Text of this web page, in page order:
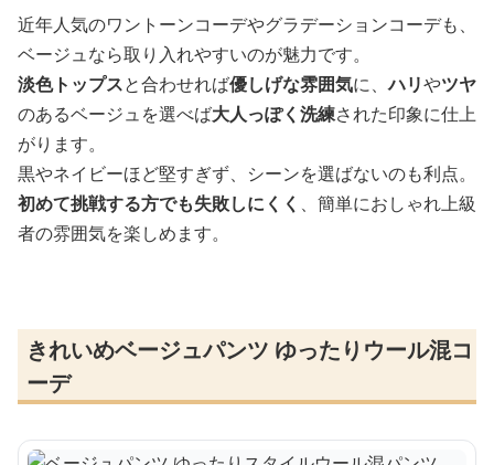
近年人気のワントーンコーデやグラデーションコーデも、
ベージュなら取り入れやすいのが魅力です。
淡色トップスと合わせれば優しげな雰囲気に、ハリやツヤ
のあるベージュを選べば大人っぽく洗練された印象に仕上
がります。
黒やネイビーほど堅すぎず、シーンを選ばないのも利点。
初めて挑戦する方でも失敗しにくく 、簡単におしゃれ上級
者の雰囲気を楽しめます。
きれいめベージュパンツ ゆったりウール混コ
ーデ